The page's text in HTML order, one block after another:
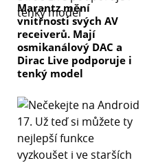
Marantz mění
vnitřnosti svých AV
receiverů. Mají
osmikanálový DAC a
Dirac Live podporuje i
tenký model